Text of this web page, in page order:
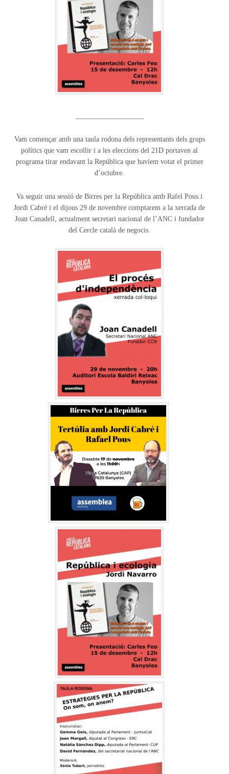
Vam començar amb una taula rodona dels representants dels grups
polítics que vam escollir i a les eleccions del 21D portaven al
programa tirar endavant la República que havíem votat el primer
d’octubre.
Va seguir una sessió de Birres per la República amb Rafel Pous i
Jordi Cabré i el dijous 29 de novembre comptarem a la xerrada de
Joan Canadell, actualment secretari nacional de l’ANC i fundador
del Cercle català de negocis.